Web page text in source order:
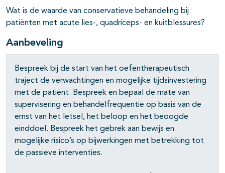
Wat is de waarde van conservatieve behandeling bij
patiënten met acute lies-, quadriceps- en kuitblessures?
Aanbeveling
Bespreek bij de start van het oefentherapeutisch
traject de verwachtingen en mogelijke tijdsinvestering
met de patiënt. Bespreek en bepaal de mate van
supervisering en behandelfrequentie op basis van de
ernst van het letsel, het beloop en het beoogde
einddoel. Bespreek het gebrek aan bewijs en
mogelijke risico’s op bijwerkingen met betrekking tot
de passieve interventies.